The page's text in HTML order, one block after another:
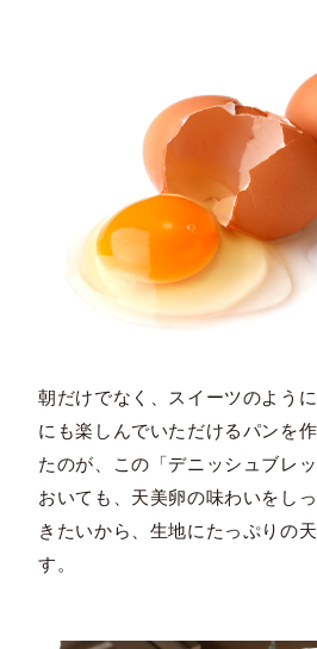
朝だけでなく、スイーツのよう
にも楽しんでいただけるパンを
たのが、この「デニッシュブレ
おいても、天美卵の味わいをし
きたいから、生地にたっぷりの
す。